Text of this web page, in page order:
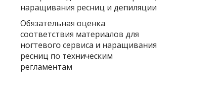
наращивания ресниц и депиляции
Обязательная оценка
соответствия материалов для
ногтевого сервиса и наращивания
ресниц по техническим
регламентам